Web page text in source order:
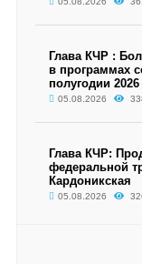
Глава КЧР :
в программах
полугодии 2026
05.08.2026
Глава КЧР:
федеральной
Кардоникская
05.08.2026